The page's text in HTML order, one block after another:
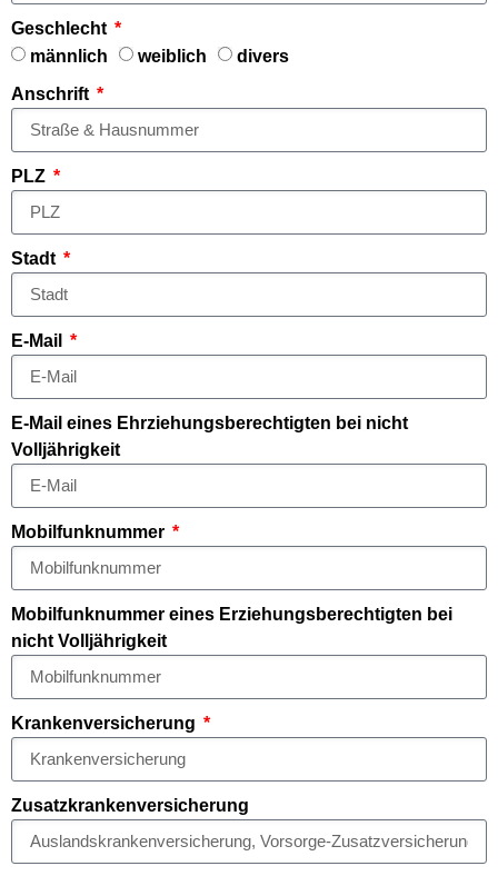
Geschlecht
männlich
weiblich
divers
Anschrift
PLZ
Stadt
E-Mail
E-Mail eines Ehrziehungsberechtigten bei nicht
Volljährigkeit
Mobilfunknummer
Mobilfunknummer eines Erziehungsberechtigten bei
nicht Volljährigkeit
Krankenversicherung
Zusatzkrankenversicherung